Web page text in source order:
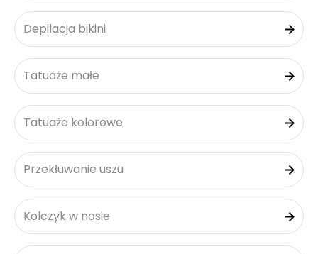
Depilacja bikini
Tatuaże małe
Tatuaże kolorowe
Przekłuwanie uszu
Kolczyk w nosie